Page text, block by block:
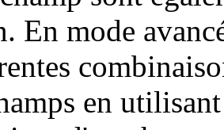
En mode
en